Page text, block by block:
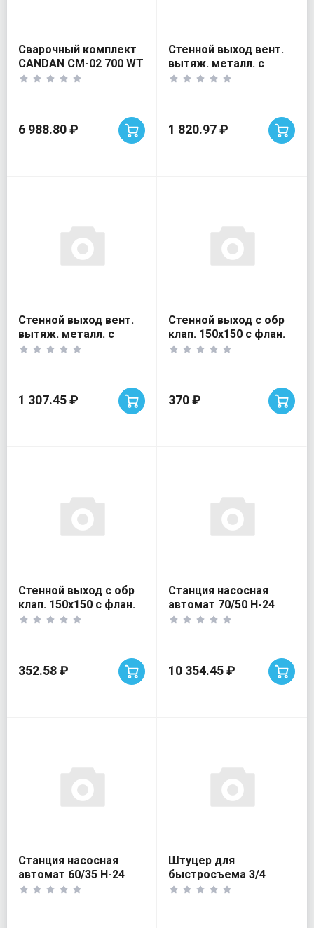
Сварочный комплект
CANDAN CM-02 700 WT
20-40 Кругл
6 988.80 ₽
Стенной выход вент.
вытяж. металл. с
фланцем D125
1 820.97 ₽
Стенной выход вент.
вытяж. металл. с
фланцем D100
1 307.45 ₽
Стенной выход с обр
клап. 150х150 с флан.
D125 бел
370 ₽
Стенной выход с обр
клап. 150х150 с флан.
D100 бел
352.58 ₽
Станция насосная
автомат 70/50 Н-24
VALFEX нержав.
10 354.45 ₽
Станция насосная
автомат 60/35 Н-24
VALFEX нержав.
Штуцер для
быстросъема 3/4
внутр.резьба